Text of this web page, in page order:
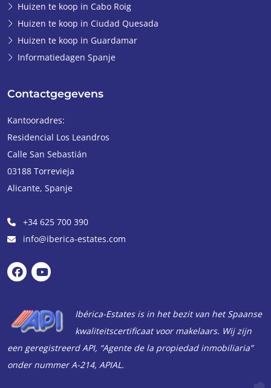
Huizen te koop in Cabo Roig
Huizen te koop in Ciudad Quesada
Huizen te koop in Guardamar
Informatiedagen Spanje
Contactgegevens
Kantooradres:
Residencial Los Leandros
Calle San Sebastián
03188 Torrevieja
Alicante, Spanje
+34 625 700 390
info@iberica-estates.com
Ibérica-Estates is in het bezit van het Spaanse
kwaliteitscertificaat voor makelaars. Wij zijn
een geregistreerd API, “Agente de la propiedad inmobiliaria”
onder nummer A-214, APIAL.